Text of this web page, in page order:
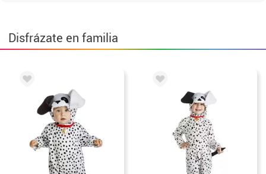
Disfrázate en familia